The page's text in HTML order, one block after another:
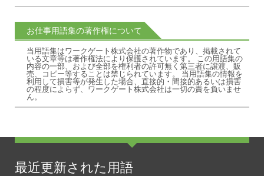
お仕事用語集の著作権について
当用語集はワークゲート株式会社の著作物であり、掲載されて
いる文章等は著作権法により保護されています。 この用語集の
内容の一部、および全部を権利者の許可無く第三者に譲渡、販
売、コピー等することは禁じられています。 当用語集の情報を
利用して損害等が発生した場合、直接的・間接的あるいは損害
の程度によらず、ワークゲート株式会社は一切の責を負いませ
ん。
最近更新された用語